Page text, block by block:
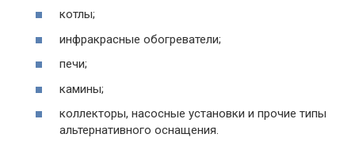
котлы;
инфракрасные обогреватели;
печи;
камины;
коллекторы, насосные установки и прочие типы
альтернативного оснащения.